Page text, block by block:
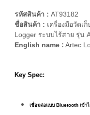
รหัสสินค้า : AT93182
ชื่อสินค้า : เครื่องมือวัดเ
Logger ระบบไร้สาย รุ่น
English name : Artec
Key Spec:
เชื่อมต่อแบบ Bluetooth เข้า